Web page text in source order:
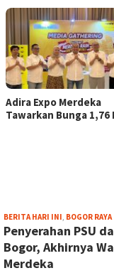
Adira Expo Merdeka
Tawarkan Bunga 1,76
BERITA HARI INI, BOGOR RAYA
Penyerahan PSU
Bogor, Akhirnya
Merdeka